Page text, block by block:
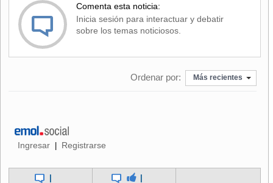
Comenta esta noticia:
Inicia sesión para interactuar y debatir
sobre los temas noticiosos.
Ordenar por: Más recientes
Ingresar | Registrarse
| |